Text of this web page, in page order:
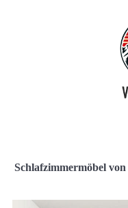
Schlafzimmermöbel